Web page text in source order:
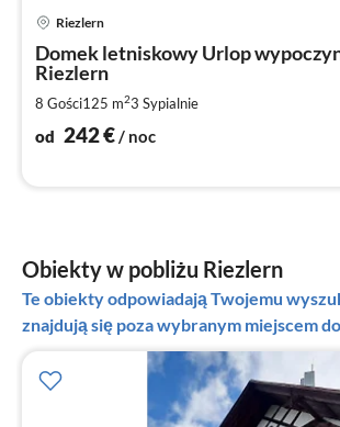
Riezlern
Domek letniskowy Urlop
Riezlern
8 Gości125 m23 Sypialnie
od 242€/ noc
Obiekty w pobliżu Riezlern
Te obiekty odpowiadają Twojemu
znajdują się poza wybranym miejscem